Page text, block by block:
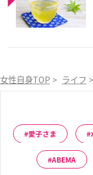
女性自身TOP > ライフ >
愛子さま
ABEMA